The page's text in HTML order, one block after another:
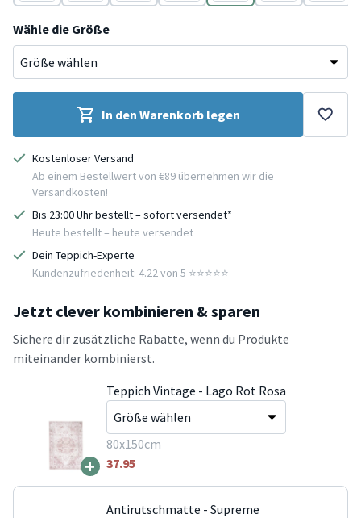
Blau Gelb Grau Creme Rot Grau
Rot
Wähle die Größe
In den Warenkorb legen
Kostenloser Versand
Ab einem Bestellwert von €89 übernehmen wir die
Versandkosten!
Bis 23:00 Uhr bestellt – sofort versendet*
Heute bestellt – heute versendet
Dein Teppich-Experte
Kundenzufriedenheit: 4.22 von 5 ⭐️⭐️⭐️⭐️⭐️
Jetzt clever kombinieren & sparen
Sichere dir zusätzliche Rabatte, wenn du Produkte
miteinander kombinierst.
+
Teppich Vintage - Lago Rot Rosa
80x150cm
37.95
Antirutschmatte - Supreme